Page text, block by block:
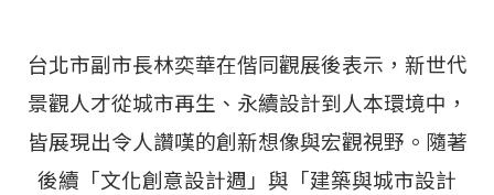
台北市副市長林奕華在偕同觀展後表示，新世代
景觀人才從城市再生、永續設計到人本環境中，
皆展現出令人讚嘆的創新想像與宏觀視野。隨著
後續「文化創意設計週」與「建築與城市設計